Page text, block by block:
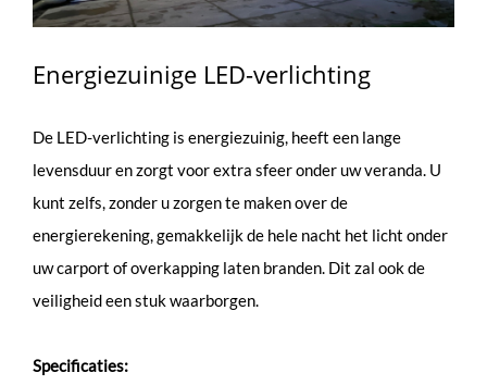
Energiezuinige LED-verlichting
De LED-verlichting is energiezuinig, heeft een lange
levensduur en zorgt voor extra sfeer onder uw veranda. U
kunt zelfs, zonder u zorgen te maken over de
energierekening, gemakkelijk de hele nacht het licht onder
uw carport of overkapping laten branden. Dit zal ook de
veiligheid een stuk waarborgen.
Specificaties: